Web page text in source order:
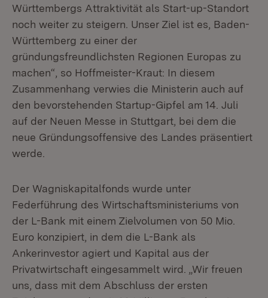
Württembergs Attraktivität als Start-up-Standort
noch weiter zu steigern. Unser Ziel ist es, Baden-
Württemberg zu einer der
gründungsfreundlichsten Regionen Europas zu
machen“, so Hoffmeister-Kraut: In diesem
Zusammenhang verwies die Ministerin auch auf
den bevorstehenden Startup-Gipfel am 14. Juli
auf der Neuen Messe in Stuttgart, bei dem die
neue Gründungsoffensive des Landes präsentiert
werde.
Der Wagniskapitalfonds wurde unter
Federführung des Wirtschaftsministeriums von
der L-Bank mit einem Zielvolumen von 50 Mio.
Euro konzipiert, in dem die L-Bank als
Ankerinvestor agiert und Kapital aus der
Privatwirtschaft eingesammelt wird. „Wir freuen
uns, dass mit dem Abschluss der ersten